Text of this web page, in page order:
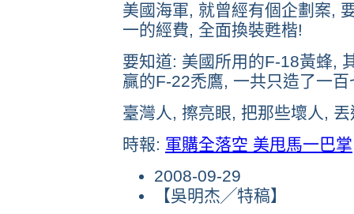
美國海軍, 就曾經有個企劃案,
一的經費, 全面換裝甦楷!
要知道: 美國所用的F-18黃蜂,
贏的F-22禿鷹, 一共只造了一
臺灣人, 擦亮眼, 把那些壞人,
時報: 軍購全落空 美甩馬一巴掌
2008-09-29
【吳明杰╱特稿】